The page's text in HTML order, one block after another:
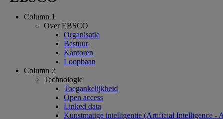
Column 1
Over EBSCO
Organisatie
Bestuur
Kantoren
Loopbaan
Column 2
Technologie
Toegankelijkheid
Open access
Linked data
Kunstmatige intelligentie (Artificial Intelligence -